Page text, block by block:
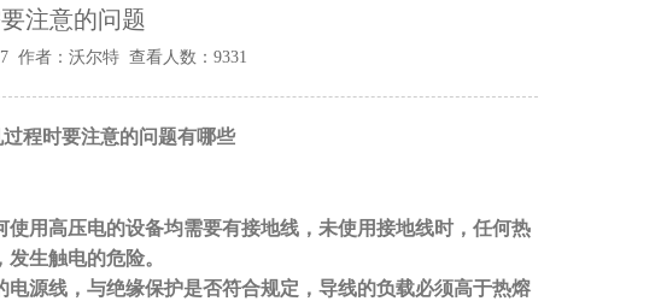
注意的问题
作者：沃尔特 查看人数：9331
程时要注意的问题有哪些
用高压电的设备均需要有接地线，未使用接地线时，任何热
生触电的危险。
源线，与绝缘保护是否符合规定，导线的负载必须高于热熔